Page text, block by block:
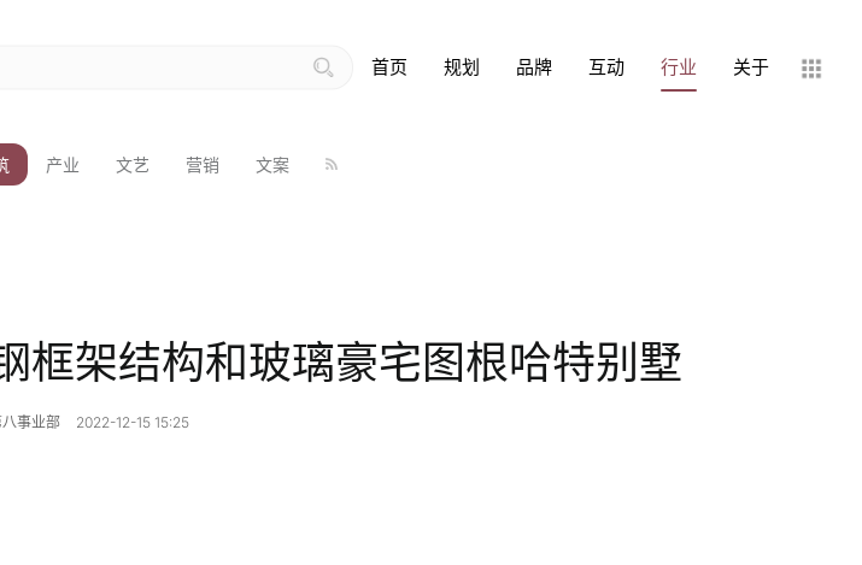
首页 规划 品牌 互动 行业 关于
产业 文艺 营销 文案
框架结构和玻璃豪宅图根哈特别墅
事业部 2022-12-15 15:25